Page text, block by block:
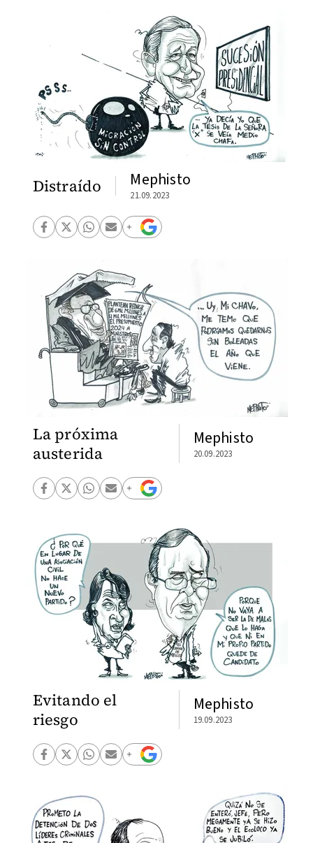
Distraído Mephisto
21.09.2023
La próxima
austerida
Mephisto
20.09.2023
Evitando el
riesgo
Mephisto
19.09.2023